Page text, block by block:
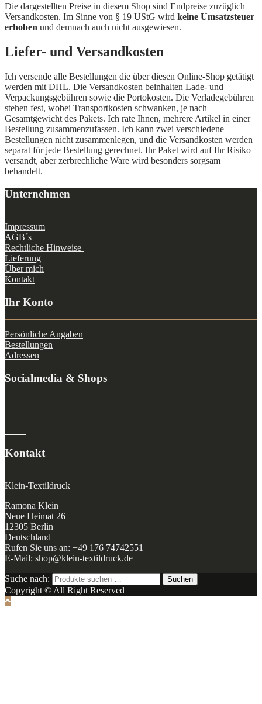
Die dargestellten Preise in diesem Shop sind Endpreise zuzüglich
Versandkosten. Im Sinne von § 19 UStG wird keine Umsatzsteuer
erho­ben und demnach auch nicht ausgewiesen.
Liefer- und Versandkosten
Ich versende alle Bestellungen die über diesen Online-Shop getätigt
werden mit DHL. Die Versandkosten beinhalten Lade- und
Verpackungsgebühren sowie die Portokosten. Die Verladegebühren
stehen fest, wobei Transportkosten schwanken, je nach
Gesamtgewicht des Pakets. Ich rate Ihnen, mehrere Artikel in einer
Bestellung zusammenzufassen. Ich kann zwei verschiedene
Bestellungen nicht zusammenlegen, und die Versandkosten werden
separat für jede Bestellung gerechnet. Ihr Paket wird auf Ihr Risiko
versandt, aber zerbrechliche Ware wird besonders sorgsam
behandelt.
Unternehmen
Impressum
AGB´s
Rechtliche Hinweise
Lieferung
Über mich
Kontakt
Ihr Konto
Persönliche Angaben
Bestellungen
Adressen
Socialmedia & Shops
Kontakt
Klein-Textildruck
Ramona Klein
Neue Heimat 26
12305 Berlin
Deutschland
Rufen Sie uns an: +49 176 74742551
E-Mail: shop@klein-textildruck.de
Suche nach: Suchen
Copyright © All Right Reserved